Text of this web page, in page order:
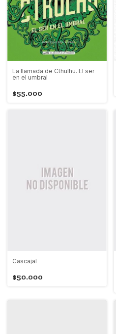
La llamada de Cthulhu. El ser
en el umbral
$55.000
Cascajal
$50.000